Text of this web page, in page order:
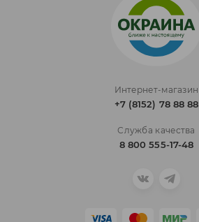
Интернет-магазин
+7 (8152) 78 88 88
Служба качества
8 800 555-17-48